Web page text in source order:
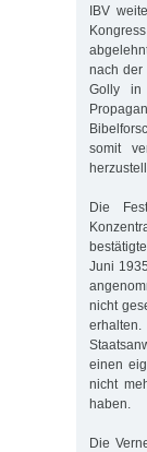
IBV
nach der
Golly in
somit
Die
Juni
nicht
einen
nicht
haben.
Die